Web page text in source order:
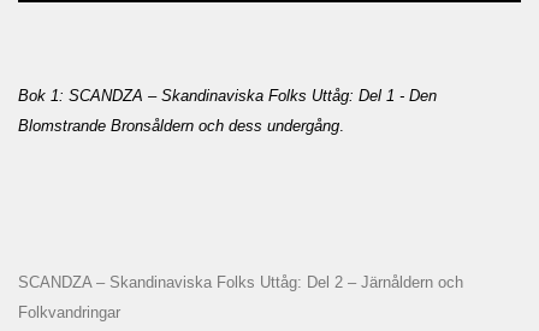
Bok 1: SCANDZA – Skandinaviska Folks Uttåg: Del 1 - Den
Blomstrande Bronsåldern och dess undergång.
SCANDZA – Skandinaviska Folks Uttåg: Del 2 – Järnåldern och
Folkvandringar